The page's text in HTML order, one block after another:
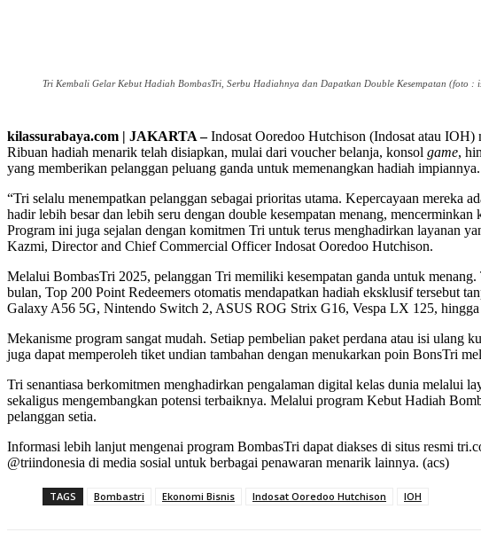
Tri Kembali Gelar Kebut Hadiah BombasTri, Serbu Hadiahnya dan Dapatkan Double Kesempatan (foto :
kilassurabaya.com | JAKARTA –Indosat Ooredoo Hutchison (Indosat atau IOH)
Ribuan hadiah menarik telah disiapkan, mulai dari voucher belanja, konsol game,
yang memberikan pelanggan peluang ganda untuk memenangkan hadiah
“Tri selalu menempatkan pelanggan sebagai prioritas utama. Kepercayaan mereka
hadir lebih besar dan lebih seru dengan double kesempatan menang,
Program ini juga sejalan dengan komitmen Tri untuk terus menghadirkan layanan
Kazmi, Director and Chief Commercial Officer Indosat Ooredoo Hutchison.
Melalui BombasTri 2025, pelanggan Tri memiliki kesempatan ganda untuk
bulan, Top 200 Point Redeemers otomatis mendapatkan hadiah eksklusif tersebut
Galaxy A56 5G, Nintendo Switch 2, ASUS ROG Strix G16, Vespa LX 125,
Mekanisme program sangat mudah. Setiap pembelian paket perdana atau isi
juga dapat memperoleh tiket undian tambahan dengan menukarkan poin BonsTri
Tri senantiasa berkomitmen menghadirkan pengalaman digital kelas dunia melalui
sekaligus mengembangkan potensi terbaiknya. Melalui program Kebut Hadiah
pelanggan setia.
Informasi lebih lanjut mengenai program BombasTri dapat diakses di situs resmi
@triindonesia di media sosial untuk berbagai penawaran menarik lainnya. (acs)
TAGS Bombastri Ekonomi Bisnis Indosat Ooredoo Hutchison IOH